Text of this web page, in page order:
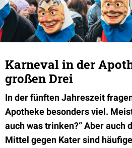
Karneval in der
großen Drei
In der fünften Jahreszeit
Apotheke besonders viel.
auch was trinken?“ Aber auch
Mittel gegen Kater sind